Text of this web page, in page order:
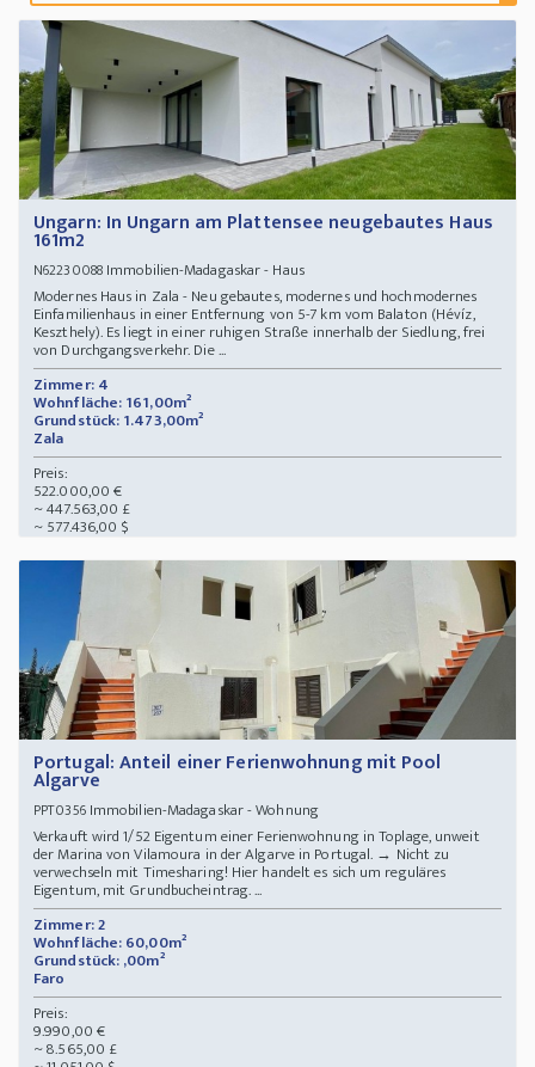
Ungarn: In Ungarn am Plattensee neugebautes Haus
161m2
N62230088Immobilien-Madagaskar - Haus
Modernes Haus in Zala - Neu gebautes, modernes und hochmodernes
Einfamilienhaus in einer Entfernung von 5-7 km vom Balaton (Hévíz,
Keszthely). Es liegt in einer ruhigen Straße innerhalb der Siedlung, frei
von Durchgangsverkehr. Die ...
Zimmer: 4
Wohnfläche: 161,00m²
Grundstück: 1.473,00m²
Zala
Preis:
522.000,00 €
~ 447.563,00 £
~ 577.436,00 $
Portugal: Anteil einer Ferienwohnung mit Pool
Algarve
PPT0356Immobilien-Madagaskar - Wohnung
Verkauft wird 1/52 Eigentum einer Ferienwohnung in Toplage, unweit
der Marina von Vilamoura in der Algarve in Portugal. → Nicht zu
verwechseln mit Timesharing! Hier handelt es sich um reguläres
Eigentum, mit Grundbucheintrag. ...
Zimmer: 2
Wohnfläche: 60,00m²
Grundstück: ,00m²
Faro
Preis:
9.990,00 €
~ 8.565,00 £